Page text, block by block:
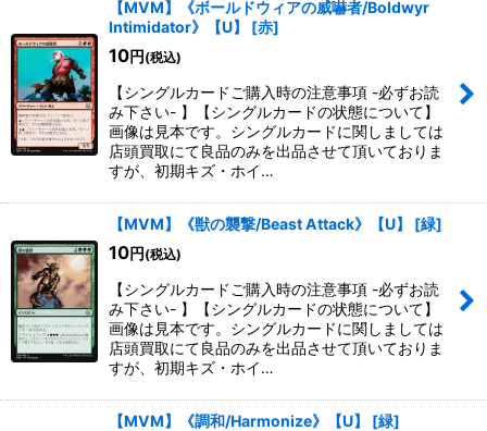
【MVM】《ボールドウィアの威嚇者/Boldwyr
Intimidator》【U】
[赤]
10円 (税込)
【シングルカードご購入時の注意事項 -必ずお読
み下さい- 】【シングルカードの状態について】
画像は見本です。シングルカードに関しましては
店頭買取にて良品のみを出品させて頂いておりま
すが、初期キズ・ホイ…
【MVM】《獣の襲撃/Beast Attack》【U】 [緑]
10円 (税込)
【シングルカードご購入時の注意事項 -必ずお読
み下さい- 】【シングルカードの状態について】
画像は見本です。シングルカードに関しましては
店頭買取にて良品のみを出品させて頂いておりま
すが、初期キズ・ホイ…
【MVM】《調和/Harmonize》【U】 [緑]